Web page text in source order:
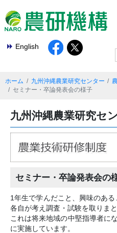
English
ホーム 九州沖縄農業研究センター
セミナー・卒論発表会の様子
九州沖縄農業研究セ
セミナー・卒論発表会の
1年生で学んだこと、興味のあ
各自が考え調査・試験を取りま
これは将来地域の中堅指導者に
に実施しています。